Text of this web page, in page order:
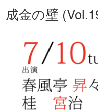
成金の壁